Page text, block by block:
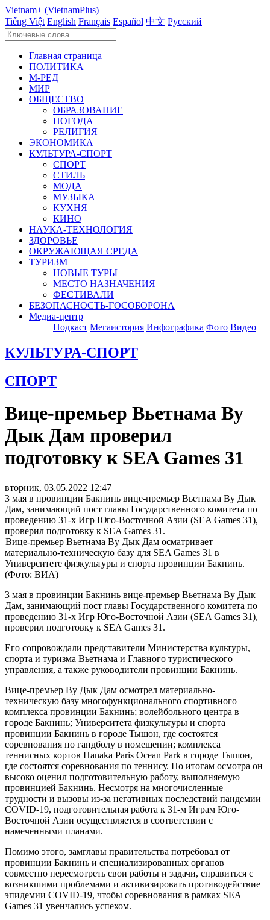
Vietnam+ (VietnamPlus)
Tiếng Việt English Français Español 中文 Русский
Главная страница
ПОЛИТИКА
М-РЕД
МИР
ОБЩЕСТВО
ОБРАЗОВАНИЕ
ПОГОДА
РЕЛИГИЯ
ЭКОНОМИКА
КУЛЬТУРА-СПОРТ
СПОРТ
СТИЛЬ
МОДА
МУЗЫКА
КУХНЯ
КИНО
НАУКА-ТЕХНОЛОГИЯ
ЗДОРОВЬЕ
ОКРУЖАЮЩАЯ СРЕДА
ТУРИЗМ
НОВЫЕ ТУРЫ
МЕСТО НАЗНАЧЕНИЯ
ФЕСТИВАЛИ
БЕЗОПАСНОСТЬ-ГОСОБОРОНА
Медиа-центр
Подкаст Мегаистория Инфографика Фото Видео
КУЛЬТУРА-СПОРТ
СПОРТ
Вице-премьер Вьетнама Ву
Дык Дам проверил
подготовку к SEA Games 31
вторник, 03.05.2022 12:47
3 мая в провинции Бакнинь вице-премьер Вьетнама Ву Дык
Дам, занимающий пост главы Государственного комитета по
проведению 31-х Игр Юго-Восточной Азии (SEA Games 31),
проверил подготовку к SEA Games 31.
Вице-премьер Вьетнама Ву Дык Дам осматривает
материально-техническую базу для SEA Games 31 в
Университете физкультуры и спорта провинции Бакнинь.
(Фото: ВИА)
3 мая в провинции Бакнинь вице-премьер Вьетнама Ву Дык
Дам, занимающий пост главы Государственного комитета по
проведению 31-х Игр Юго-Восточной Азии (SEA Games 31),
проверил подготовку к SEA Games 31.
Его сопровождали представители Министерства культуры,
спорта и туризма Вьетнама и Главного туристического
управления, а также руководители провинции Бакнинь.
Вице-премьер Ву Дык Дам осмотрел материально-
техническую базу многофункционального спортивного
комплекса провинции Бакнинь; волейбольного центра в
городе Бакнинь; Университета физкультуры и спорта
провинции Бакнинь в городе Тышон, где состоятся
соревнования по гандболу в помещении; комплекса
теннисных кортов Hanaka Paris Ocean Park в городе Тышон,
где состоятся соревнования по теннису. По итогам осмотра он
высоко оценил подготовительную работу, выполняемую
провинцией Бакнинь. Несмотря на многочисленные
трудности и вызовы из-за негативных последствий пандемии
COVID-19, подготовительная работа к 31-м Играм Юго-
Восточной Азии осуществляется в соответствии с
намеченными планами.
Помимо этого, замглавы правительства потребовал от
провинции Бакнинь и специализированных органов
совместно пересмотреть свои работы и задачи, справиться с
возникшими проблемами и активизировать противодействие
эпидемии COVID-19, чтобы соревнования в рамках SEA
Games 31 увенчались успехом.